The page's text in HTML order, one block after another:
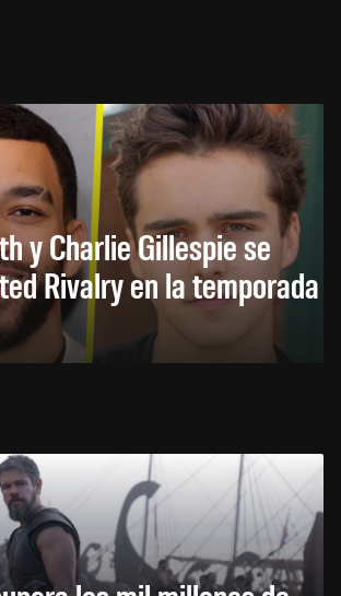
y Charlie Gillespie se
Rivalry en la temporada